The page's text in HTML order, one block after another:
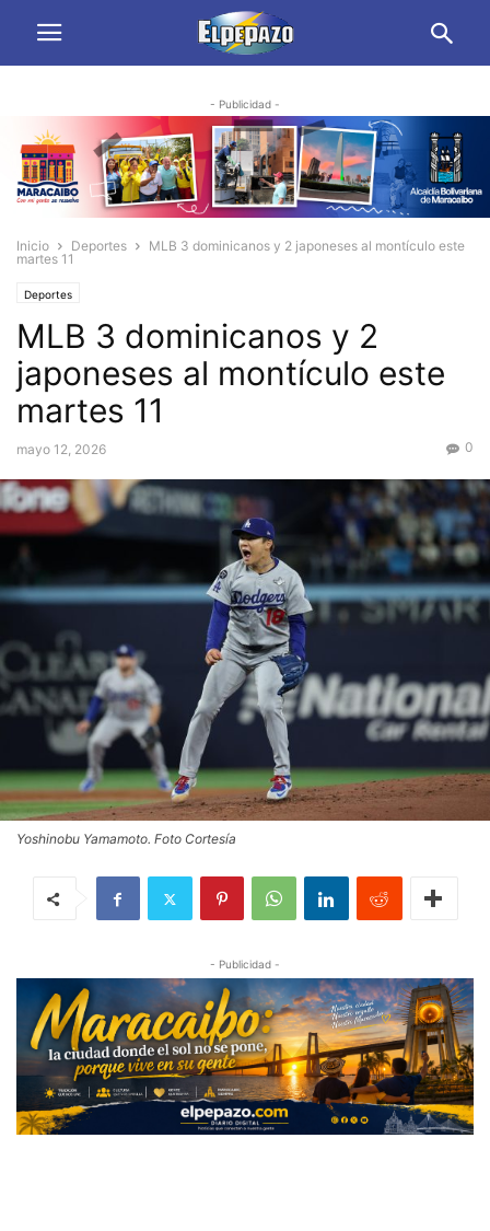
- Publicidad -
Inicio Deportes
MLB 3 dominicanos y 2 japoneses al montículo este
martes 11
Deportes
MLB 3 dominicanos y 2
japoneses al montículo este
martes 11
mayo 12, 2026 0
Yoshinobu Yamamoto. Foto Cortesía
- Publicidad -